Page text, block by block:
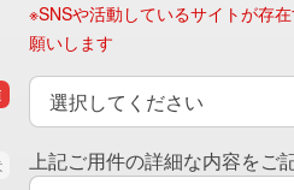
※SNSや活動しているサイトが存
願いします
ご用件
上記ご用件の詳細な内容をご